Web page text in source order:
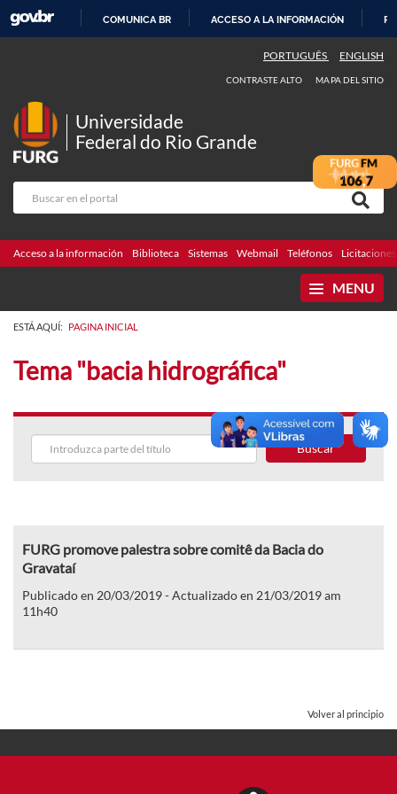
CONTENIDO
COMUNICA BR ACCESO A LA INFORMACIÓN
PORTUGUÊS ENGLISH
CONTRASTE ALTO MAPA DEL SITIO
Universidade
Federal do Rio Grande
Acceso a la información Biblioteca Sistemas Webmail Teléfonos Licitaciones
MENU
ESTÁ AQUÍ: PAGINA INICIAL
Tema "bacia hidrográfica"
Buscar
FURG promove palestra sobre comitê da Bacia do
Gravataí
Publicado en 20/03/2019 - Actualizado en 21/03/2019 am
11h40
Volver al principio